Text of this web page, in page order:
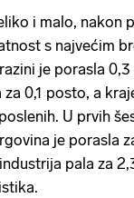
i malo, nakon
s najvećim
je porasla
0,1 posto, a
U prvih
je porasla
pala za